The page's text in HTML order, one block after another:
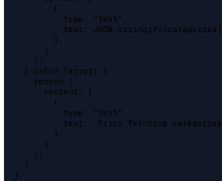
          {
            type: "text",
text:
          },
        ],
      };
    } catch (error) {
      return {
        content: [
          {
            type: "text",
text: `Error fetching
          },
        ],
      };
    }
  },